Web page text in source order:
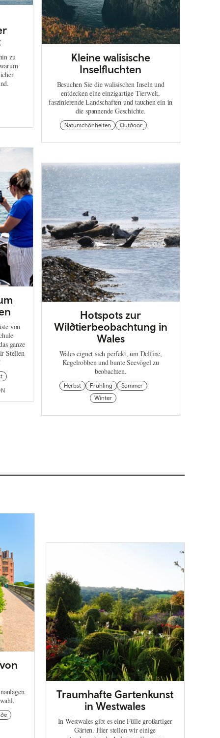
zu
von
ganze
Stellen
Kleine walisische
Inselfluchten
Besuchen Sie die walisischen Inseln und
entdecken eine einzigartige Tierwelt,
faszinierende Landschaften und tauchen ein in
die spannende Geschichte.
Naturschönheiten Outdoor
Hotspots zur
Wildtierbeobachtung in
Wales
Wales eignet sich perfekt, um Delfine,
Kegelrobben und bunte Seevögel zu
beobachten.
Herbst Frühling
Sommer
Winter
Traumhafte Gartenkunst
in Westwales
In Westwales gibt es eine Fülle großartiger
Gärten. Hier stellen wir einige